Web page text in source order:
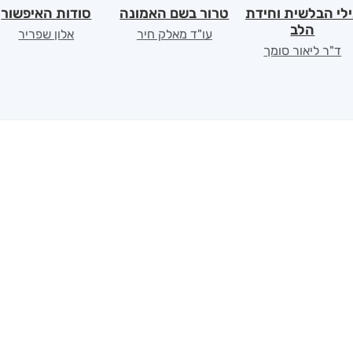
הבלשית וחידת
הלב
ד"ר ליאור סומך
טרור בשם האמונה
עו"ד מאלק חיר
סודות האיפשור
אלון שפריר